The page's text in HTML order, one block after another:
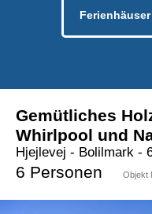
Gemütliches
Whirlpool und
Hjejlevej - Bolilmark -
6 Personen Objekt